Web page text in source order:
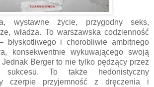
wystawne życie, przygodny seks,
władza. To warszawska codzienność
błyskotliwego i chorobliwie ambitnego
konsekwentnie wykuwającego swoją
Berger to nie tylko pędzący przez
sukcesu. To także hedonistyczny
czerpie przyjemność z dręczenia i